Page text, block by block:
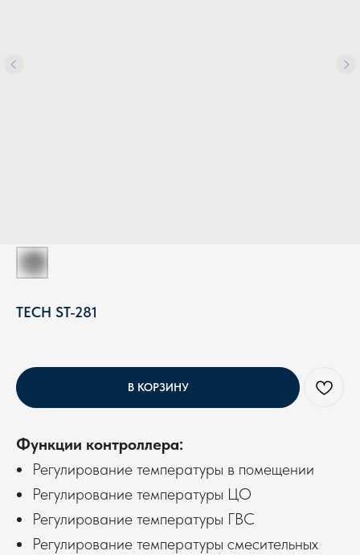
TECH ST-281
В КОРЗИНУ
Функции контроллера:
Регулирование температуры в помещении
Регулирование температуры ЦО
Регулирование температуры ГВС
Регулирование температуры смесительных